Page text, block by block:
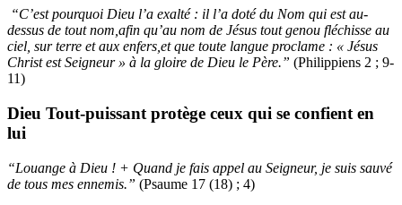
“C’est pourquoi Dieu l’a exalté : il l’a doté du Nom qui est au-
dessus de tout nom,afin qu’au nom de Jésus tout genou fléchisse au
ciel, sur terre et aux enfers,et que toute langue proclame : « Jésus
Christ est Seigneur » à la gloire de Dieu le Père.” (Philippiens 2 ; 9-
11)
Dieu Tout-puissant protège ceux qui se confient en
lui
“Louange à Dieu ! + Quand je fais appel au Seigneur, je suis sauvé
de tous mes ennemis.” (Psaume 17 (18) ; 4)